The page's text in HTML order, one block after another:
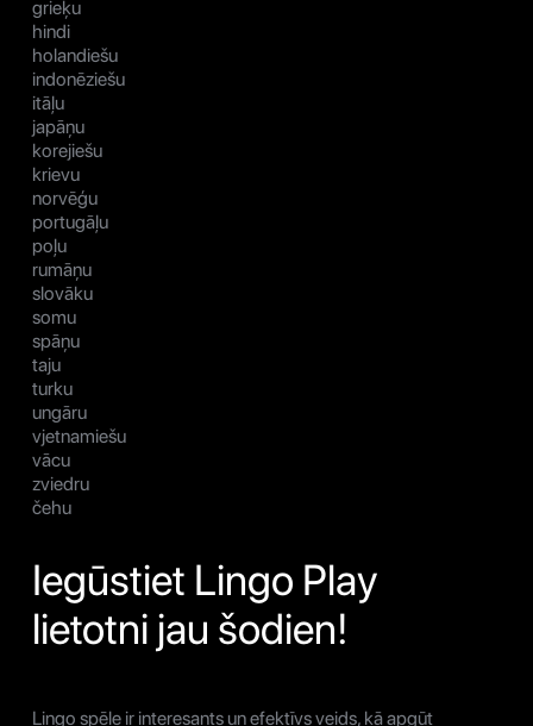
grieķu
hindi
holandiešu
indonēziešu
itāļu
japāņu
korejiešu
krievu
norvēģu
portugāļu
poļu
rumāņu
slovāku
somu
spāņu
taju
turku
ungāru
vjetnamiešu
vācu
zviedru
čehu
Iegūstiet Lingo Play
lietotni jau šodien!
Lingo spēle ir interesants un efektīvs veids, kā apgūt